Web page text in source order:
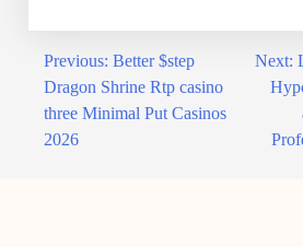
Previous: Better $step
Dragon Shrine Rtp casino
three Minimal Put Casinos
2026
Next: